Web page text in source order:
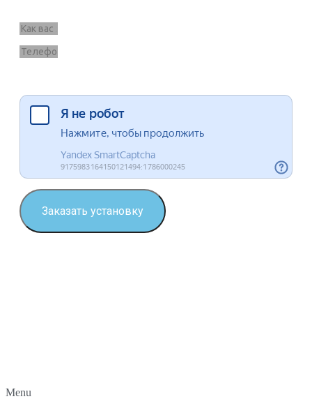
Заказать установку
Menu